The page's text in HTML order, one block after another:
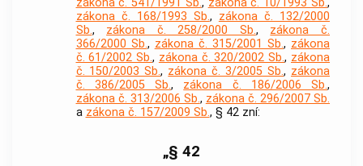
zákona č. 168/1993 Sb., zákona č. 132/2000
Sb., zákona č. 258/2000 Sb., zákona č.
366/2000 Sb., zákona č. 315/2001 Sb., zákona
č. 61/2002 Sb., zákona č. 320/2002 Sb., zákona
č. 150/2003 Sb., zákona č. 3/2005 Sb., zákona
č. 386/2005 Sb., zákona č. 186/2006 Sb.,
zákona č. 313/2006 Sb., zákona č. 296/2007 Sb.
a zákona č. 157/2009 Sb., § 42 zní:
„§ 42